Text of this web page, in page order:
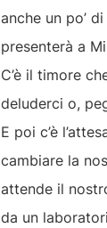
anche un po’
presenterà a
C’è il timore
deluderci o,
E poi c’è
cambiare la
attende il
da un